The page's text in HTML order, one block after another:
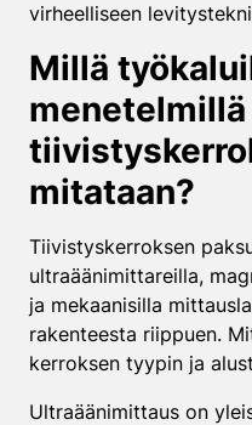
virheelliseen
Millä
menetelmillä
mitataan?
Tiivistyskerroksen
ultraäänimittareilla,
ja mekaanisilla
rakenteesta riippuen.
kerroksen tyypin ja
Ultraäänimittaus on